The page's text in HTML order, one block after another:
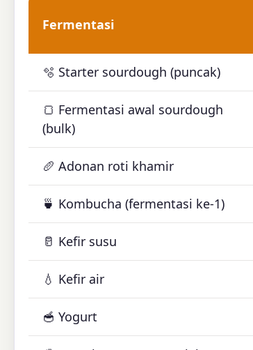
Fermentasi
🫧 Starter sourdough (puncak)
🍞 Fermentasi awal sourdough
(bulk)
🥖 Adonan roti khamir
🍵 Kombucha (fermentasi ke-1)
🥛 Kefir susu
💧 Kefir air
🥣 Yogurt